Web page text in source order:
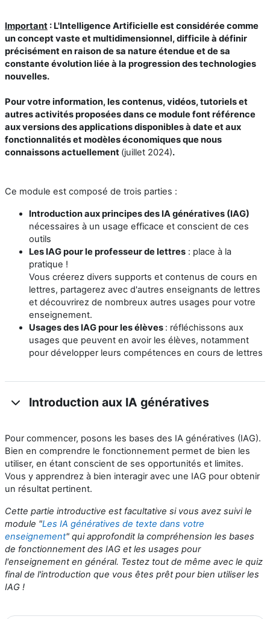
Important : L'Intelligence Artificielle est considérée comme
un concept vaste et multidimensionnel,difficile à définir
précisémenten raison de sa nature étendue et de sa
constante évolution liée à la progression des technologies
nouvelles.
Pour votre information, les contenus, vidéos, tutoriels et
autres activités proposées dans ce module font référence
aux versions des applications disponibles à date et aux
fonctionnalités et modèles économiques que nous
connaissons actuellement (juillet 2024).
Ce module est composé de trois parties :
Introduction aux principes des IA génératives (IAG)
nécessaires à un usage efficace et conscient de ces
outils
Les IAG pour le professeur de lettres : place à la
pratique !
Vous créerez divers supports et contenus de cours en
lettres, partagerez avec d'autres enseignants de lettres
et découvrirez de nombreux autres usages pour votre
enseignement.
Usages des IAG pour les élèves : réfléchissons aux
usages que peuvent en avoir les élèves, notamment
pour développer leurs compétences en cours de lettres
Introduction aux IA génératives
Pour commencer, posons les bases des IA génératives (IAG).
Bien en comprendre le fonctionnement permet de bien les
utiliser, en étant conscient de ses opportunités et limites.
Vous y apprendrez à bien interagir avec une IAG pour obtenir
un résultat pertinent.
Cette partie introductive est facultative si vous avez suivi le
module "Les IA génératives de texte dans votre
enseignement" qui approfondit la compréhension les bases
de fonctionnement des IAG et les usages pour
l'enseignement en général. Testez tout de même avec le quiz
final de l'introduction que vous êtes prêt pour bien utiliser les
IAG !